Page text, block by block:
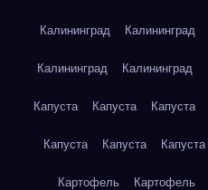
Калининград Калининград
Калининград Калининград
Капуста Капуста Капуста
Капуста Капуста Капуста
Картофель Картофель